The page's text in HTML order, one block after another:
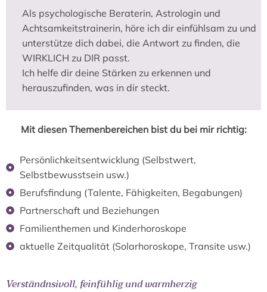
Als psychologische Beraterin, Astrologin und
Achtsamkeitstrainerin, höre ich dir einfühlsam zu und
unterstütze dich dabei, die Antwort zu finden, die
WIRKLICH zu DIR passt.
Ich helfe dir deine Stärken zu erkennen und
herauszufinden, was in dir steckt.
Mit diesen Themenbereichen bist du bei mir richtig:
Persönlichkeitsentwicklung (Selbstwert,
Selbstbewusstsein usw.)
Berufsfindung (Talente, Fähigkeiten, Begabungen)
Partnerschaft und Beziehungen
Familienthemen und Kinderhoroskope
aktuelle Zeitqualität (Solarhoroskope, Transite usw.)
Verständnsivoll, feinfühlig und warmherzig